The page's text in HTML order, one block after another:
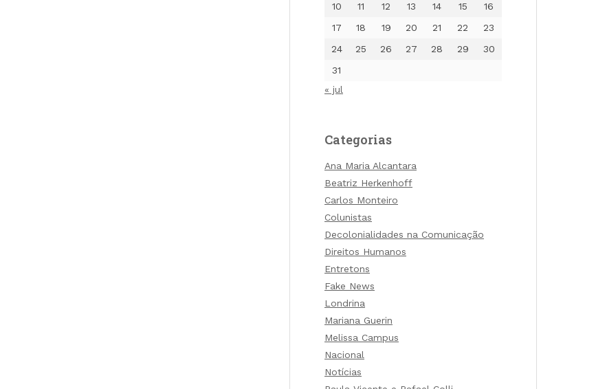
10
11 12 13 14 15
16
17
18 19 20 21 22
23
24
25 26 27 28 29
30
31
« jul
Categorias
Ana Maria Alcantara
Beatriz Herkenhoff
Carlos Monteiro
Colunistas
Decolonialidades na Comunicação
Direitos Humanos
Entretons
Fake News
Londrina
Mariana Guerin
Melissa Campus
Nacional
Notícias